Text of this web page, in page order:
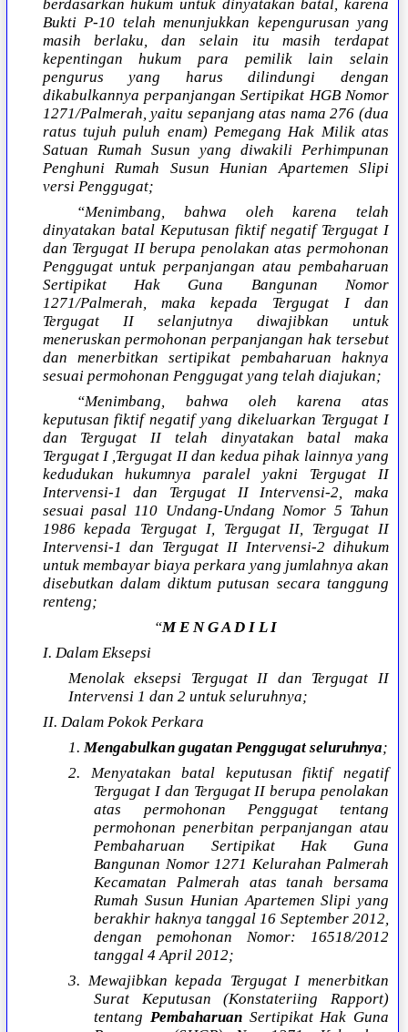
berdasarkan hukum untuk dinyatakan batal, karena
Bukti P-10 telah menunjukkan kepengurusan yang
masih berlaku, dan selain itu masih terdapat
kepentingan hukum para pemilik lain selain
pengurus yang harus dilindungi dengan
dikabulkannya perpanjangan Sertipikat HGB Nomor
1271/Palmerah, yaitu sepanjang atas nama 276 (dua
ratus tujuh puluh enam) Pemegang Hak Milik atas
Satuan Rumah Susun yang diwakili Perhimpunan
Penghuni Rumah Susun Hunian Apartemen Slipi
versi Penggugat;
“Menimbang, bahwa oleh karena telah
dinyatakan batal Keputusan fiktif negatif Tergugat I
dan Tergugat II berupa penolakan atas permohonan
Penggugat untuk perpanjangan atau pembaharuan
Sertipikat Hak Guna Bangunan Nomor
1271/Palmerah, maka kepada Tergugat I dan
Tergugat II selanjutnya diwajibkan untuk
meneruskan permohonan perpanjangan hak tersebut
dan menerbitkan sertipikat pembaharuan haknya
sesuai permohonan Penggugat yang telah diajukan;
“Menimbang, bahwa oleh karena atas
keputusan fiktif negatif yang dikeluarkan Tergugat I
dan Tergugat II telah dinyatakan batal maka
Tergugat I ,Tergugat II dan kedua pihak lainnya yang
kedudukan hukumnya paralel yakni Tergugat II
Intervensi-1 dan Tergugat II Intervensi-2, maka
sesuai pasal 110 Undang-Undang Nomor 5 Tahun
1986 kepada Tergugat I, Tergugat II, Tergugat II
Intervensi-1 dan Tergugat II Intervensi-2 dihukum
untuk membayar biaya perkara yang jumlahnya akan
disebutkan dalam diktum putusan secara tanggung
renteng;
“M E N G A D I L I
I. Dalam Eksepsi
Menolak eksepsi Tergugat II dan Tergugat II
Intervensi 1 dan 2 untuk seluruhnya;
II. Dalam Pokok Perkara
1.Mengabulkan gugatan Penggugat seluruhnya;
2. Menyatakan batal keputusan fiktif negatif
Tergugat I dan Tergugat II berupa penolakan
atas permohonan Penggugat tentang
permohonan penerbitan perpanjangan atau
Pembaharuan Sertipikat Hak Guna
Bangunan Nomor 1271 Kelurahan Palmerah
Kecamatan Palmerah atas tanah bersama
Rumah Susun Hunian Apartemen Slipi yang
berakhir haknya tanggal 16 September 2012,
dengan pemohonan Nomor: 16518/2012
tanggal 4 April 2012;
3. Mewajibkan kepada Tergugat I menerbitkan
Surat Keputusan (Konstateriing Rapport)
tentang PembaharuanSertipikat Hak Guna